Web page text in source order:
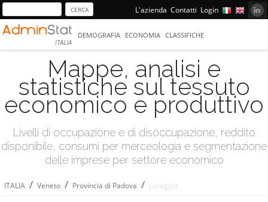
L'azienda Contatti Login
ITALIA
DEMOGRAFIA ECONOMIA CLASSIFICHE
Mappe, analisi e
statistiche sul tessuto
economico e produttivo
Livelli di occupazione e di disoccupazione, reddito
disponibile, consumi per merceologia e segmentazione
delle imprese per settore economico
ITALIA / Veneto / Provincia di Padova / Loreggia